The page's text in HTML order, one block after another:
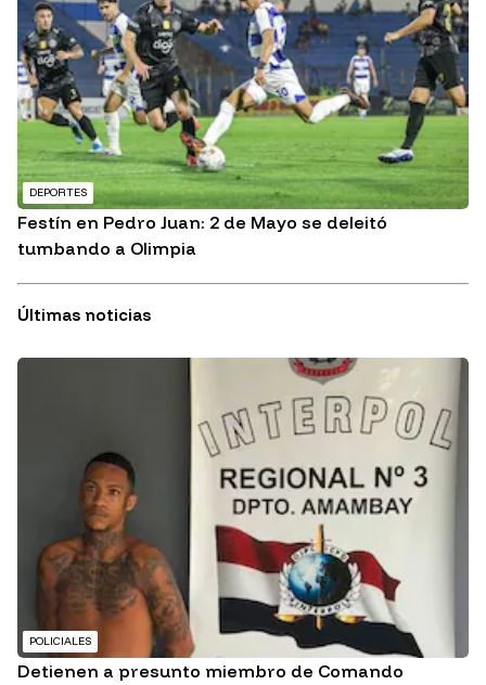
DEPORTES
Festín en Pedro Juan: 2 de Mayo se deleitó
tumbando a Olimpia
Últimas noticias
POLICIALES
Detienen a presunto miembro de Comando